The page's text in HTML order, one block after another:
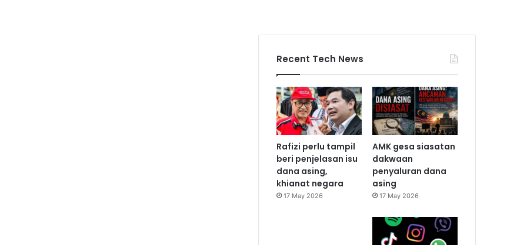
Recent Tech News
Rafizi perlu tampil
beri penjelasan isu
dana asing,
khianat negara
17 May 2026
AMK gesa siasatan
dakwaan
penyaluran dana
asing
17 May 2026